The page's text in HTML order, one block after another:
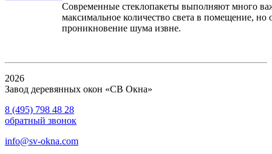
Современные стеклопакеты выполняют много
максимальное количество света в помещение,
проникновение шума извне.
2026
Завод деревянных окон «СВ Окна»
8 (495) 798 48 28
обратный звонок
info@sv-okna.com